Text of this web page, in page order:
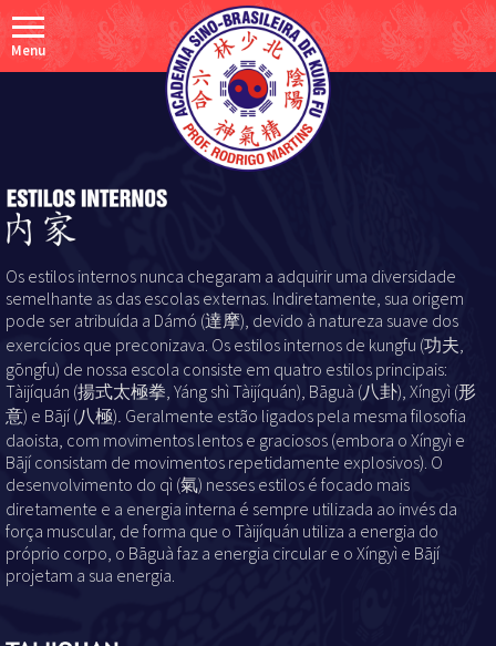
Menu
Os estilos internos nunca chegaram a adquirir uma diversidade
semelhante as das escolas externas. Indiretamente, sua origem
pode ser atribuída a Dámó (達摩), devido à natureza suave dos
exercícios que preconizava. Os estilos internos de kungfu (功夫,
gōngfu) de nossa escola consiste em quatro estilos principais:
Tàijíquán (揚式太極拳, Yáng shì Tàijíquán), Bāguà (八卦), Xíngyì (形
意) e Bājí (八極). Geralmente estão ligados pela mesma filosofia
daoista, com movimentos lentos e graciosos (embora o Xíngyì e
Bājí consistam de movimentos repetidamente explosivos). O
desenvolvimento do qì (氣) nesses estilos é focado mais
diretamente e a energia interna é sempre utilizada ao invés da
força muscular, de forma que o Tàijíquán utiliza a energia do
próprio corpo, o Bāguà faz a energia circular e o Xíngyì e Bājí
projetam a sua energia.